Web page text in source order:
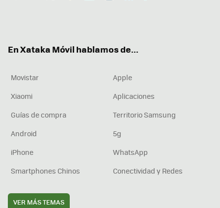
En Xataka Móvil hablamos de...
Movistar
Apple
Xiaomi
Aplicaciones
Guías de compra
Territorio Samsung
Android
5g
iPhone
WhatsApp
Smartphones Chinos
Conectividad y Redes
VER MÁS TEMAS